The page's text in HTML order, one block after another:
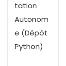
tation
Autonom
e (Dépôt
Python)